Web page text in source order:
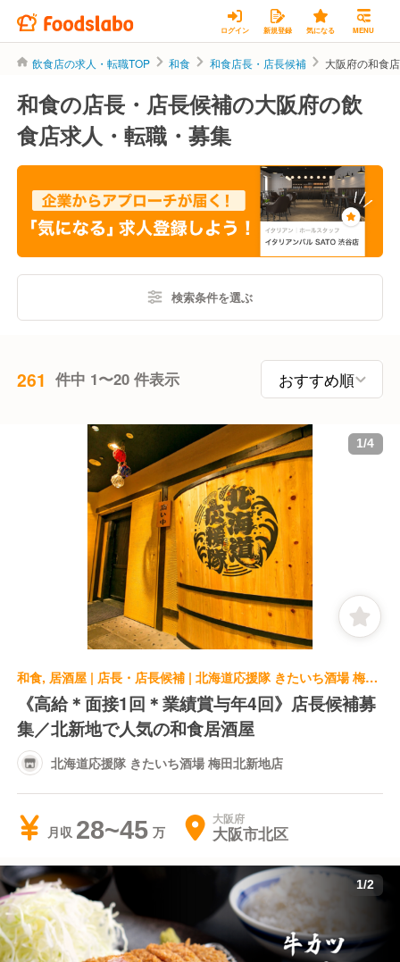
ログイン 新規登録 気になる MENU
飲食店の求人・転職TOP 和食 和食店長・店長候補 大阪府の和食
和食の店長・店長候補の大阪府の飲
食店求人・転職・募集
検索条件を選ぶ
261 件中 1〜20 件表示
1/4
和食, 居酒屋 | 店長・店長候補 | 北海道応援隊 きたいち酒場 梅田北新地店
《高給＊面接1回＊業績賞与年4回》店長候補募
集／北新地で人気の和食居酒屋
北海道応援隊 きたいち酒場 梅田北新地店
月収 28~45 大阪府
大阪市北区
1/2